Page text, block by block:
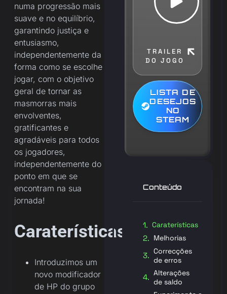
numa progressão mais
suave e no equilíbrio,
garantindo justiça e
entusiasmo,
independentemente da
forma como se escolhe
jogar, com o objetivo
geral de tornar as
masmorras mais
envolventes,
gratificantes e
agradáveis para todos
os jogadores,
independentemente do
ponto em que se
encontram na sua
jornada!
Caraterísticas
Introduzimos um
novo modificador
de HP do grupo
TRAILER
DO JOGO
LISTA DE
DESEJOS
NO
STEAM
Conteúdo
Caraterísticas
Melhorias
Correcções
de erros
Alterações
de saldo